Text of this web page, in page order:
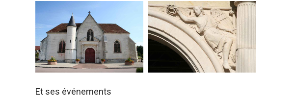
Et ses événements